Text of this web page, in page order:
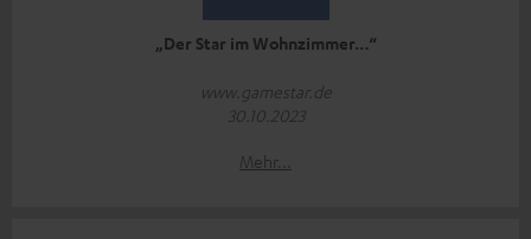
„Der Star im Wohnzimmer…“
www.gamestar.de
30.10.2023
Mehr...